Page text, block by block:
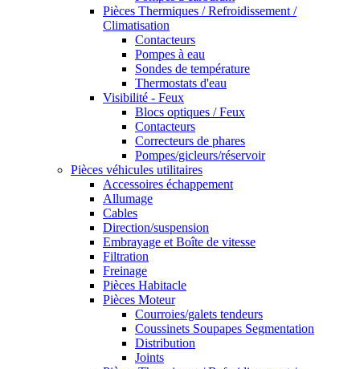
Pièces Thermiques / Refroidissement /
Climatisation
Contacteurs
Pompes à eau
Sondes de température
Thermostats d'eau
Visibilité - Feux
Blocs optiques / Feux
Contacteurs
Correcteurs de phares
Pompes/gicleurs/réservoir
Pièces véhicules utilitaires
Accessoires échappement
Allumage
Cables
Direction/suspension
Embrayage et Boîte de vitesse
Filtration
Freinage
Pièces Habitacle
Pièces Moteur
Courroies/galets tendeurs
Coussinets Soupapes Segmentation
Distribution
Joints